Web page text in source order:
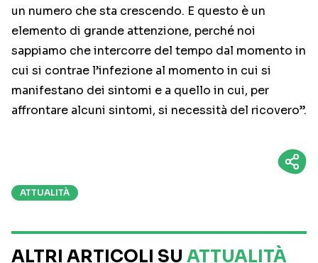
un numero che sta crescendo. E questo è un
elemento di grande attenzione, perché noi
sappiamo che intercorre del tempo dal momento in
cui si contrae l’infezione al momento in cui si
manifestano dei sintomi e a quello in cui, per
affrontare alcuni sintomi, si necessità del ricovero”.
ATTUALITÀ
ALTRI ARTICOLI SU ATTUALITÀ